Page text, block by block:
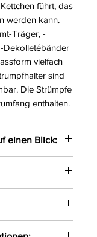
führt, das
werden kann.
Träger, -
Dekolletébänder
vielfach
sind
Die Strümpfe
enthalten.
einen Blick:
mit
Details
Cups